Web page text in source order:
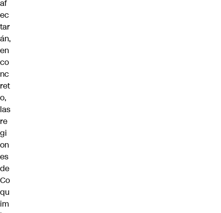
af
ec
tar
án,
en
co
nc
ret
o,
las
re
gi
on
es
de
Co
qu
im